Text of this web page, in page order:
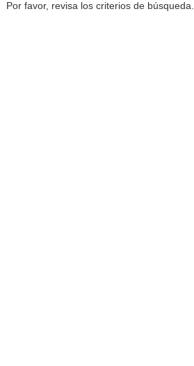
Por favor, revisa los criterios de búsqueda.